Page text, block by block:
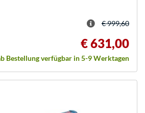
€ 999,60
€ 631,00
Bestellung verfügbar in 5-9 Werktagen